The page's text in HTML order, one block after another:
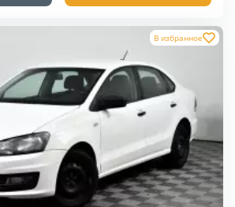
В избранное